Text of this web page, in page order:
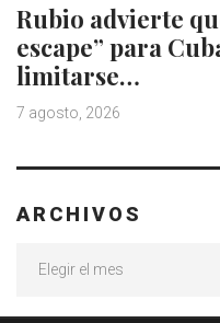
Rubio advierte
escape” para
limitarse…
7 agosto, 2026
ARCHIVOS